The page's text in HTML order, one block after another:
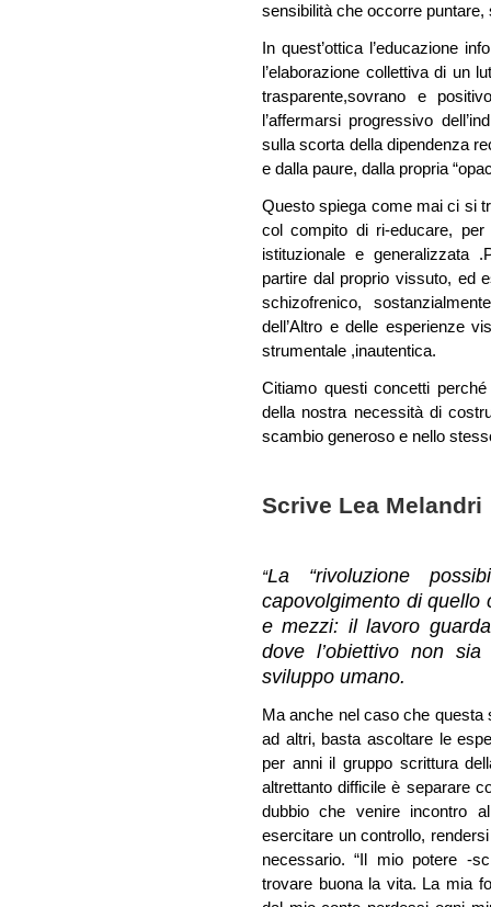
sensibilità che occorre
In quest’ottica l’educazione
l’elaborazione collettiva di un
trasparente,sovrano e
l’affermarsi progressivo
sulla scorta della dipendenza
e dalla paure, dalla propria
Questo spiega come mai ci si
col compito di ri-educare, per
istituzionale e generalizzata
partire dal proprio vissuto, ed
schizofrenico,
dell’Altro e delle esperienze
strumentale ,inautentica.
Citiamo questi concetti
della nostra necessità di
scambio generoso e nello
Scrive Lea Melandri
“La “rivoluzione
capovolgimento di quello
e mezzi: il lavoro
dove l’obiettivo non
sviluppo umano.
Ma anche nel caso che questa
ad altri, basta ascoltare le
per anni il gruppo scrittura
altrettanto difficile è separare
dubbio che venire incontro
esercitare un controllo,
necessario. “Il mio potere -
trovare buona la vita. La mia